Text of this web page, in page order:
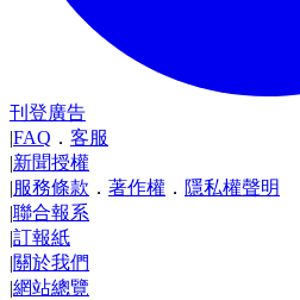
刊登廣告
|FAQ ． 客服
|新聞授權
|服務條款 ． 著作權 ． 隱私權聲明
|聯合報系
|訂報紙
|關於我們
|網站總覽